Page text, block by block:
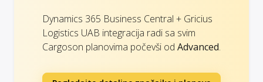
Dynamics 365 Business Central + Gricius
Logistics UAB integracija radi sa svim
Cargoson planovima počevši od Advanced.